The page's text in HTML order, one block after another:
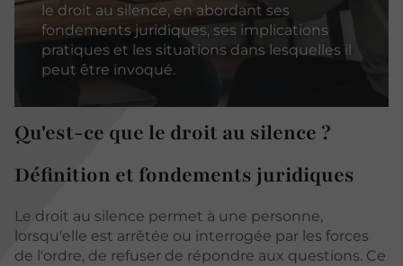
le droit au silence, en abordant ses
fondements juridiques, ses implications
pratiques et les situations dans lesquelles il
peut être invoqué.
Qu'est-ce que le droit au silence ?
Définition et fondements juridiques
Le droit au silence permet à une personne,
lorsqu'elle est arrêtée ou interrogée par les forces
de l'ordre, de refuser de répondre aux questions. Ce